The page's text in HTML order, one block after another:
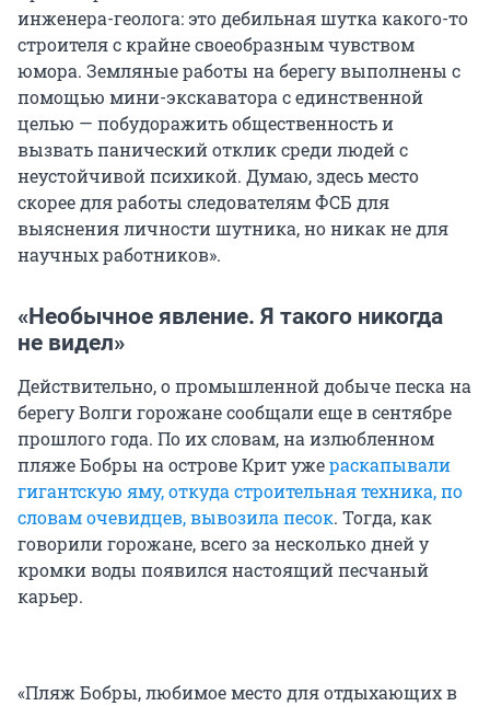
инженера-геолога: это дебильная шутка какого-то
строителя с крайне своеобразным чувством
юмора. Земляные работы на берегу выполнены с
помощью мини-экскаватора с единственной
целью — побудоражить общественность и
вызвать панический отклик среди людей с
неустойчивой психикой. Думаю, здесь место
скорее для работы следователям ФСБ для
выяснения личности шутника, но никак не для
научных работников».
«Необычное явление. Я такого никогда
не видел»
Действительно, о промышленной добыче песка на
берегу Волги горожане сообщали еще в сентябре
прошлого года. По их словам, на излюбленном
пляже Бобры на острове Крит ужераскапывали
гигантскую яму, откуда строительная техника, по
словам очевидцев, вывозила песок. Тогда, как
говорили горожане, всего за несколько дней у
кромки воды появился настоящий песчаный
карьер.
«Пляж Бобры, любимое место для отдыхающих в